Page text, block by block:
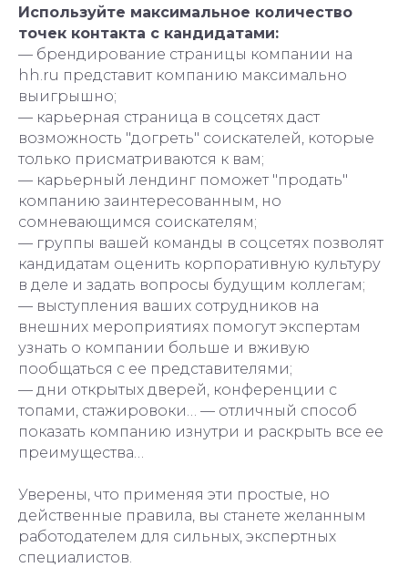
Используйте максимальное количество
точек контакта с кандидатами:
— брендирование страницы компании на
hh.ru представит компанию максимально
выигрышно;
— карьерная страница в соцсетях даcт
возможность "догреть" соискателей, которые
только присматриваются к вам;
— карьерный лендинг поможет "продать"
компанию заинтересованным, но
сомневающимся соискателям;
— группы вашей команды в соцсетях позволят
кандидатам оценить корпоративную культуру
в деле и задать вопросы будущим коллегам;
— выступления ваших сотрудников на
внешних мероприятиях помогут экспертам
узнать о компании больше и вживую
пообщаться с ее представителями;
— дни открытых дверей, конференции с
топами, стажировоки… — отличный способ
показать компанию изнутри и раскрыть все ее
преимущества…
Уверены, что применяя эти простые, но
действенные правила, вы станете желанным
работодателем для сильных, экспертных
специалистов.